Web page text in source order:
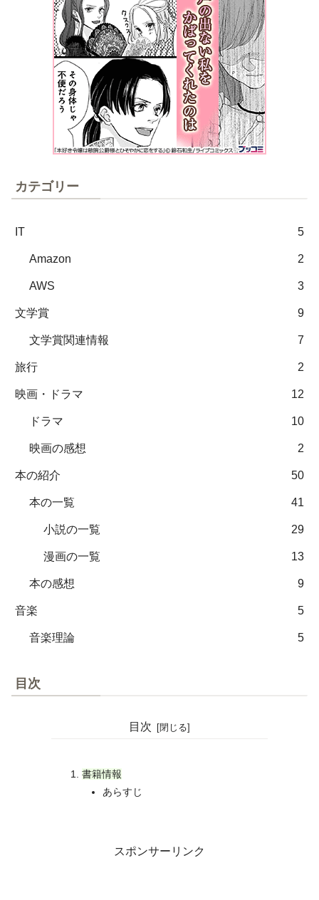
カテゴリー
IT 5
Amazon 2
AWS 3
文学賞 9
文学賞関連情報 7
旅行 2
映画・ドラマ 12
ドラマ 10
映画の感想 2
本の紹介 50
本の一覧 41
小説の一覧 29
漫画の一覧 13
本の感想 9
音楽 5
音楽理論 5
目次
目次
書籍情報
あらすじ
スポンサーリンク